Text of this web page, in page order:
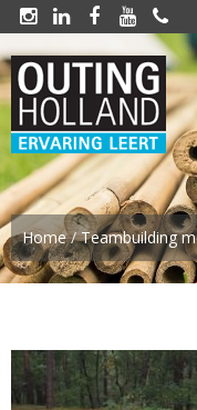
    
Home/Teambuilding